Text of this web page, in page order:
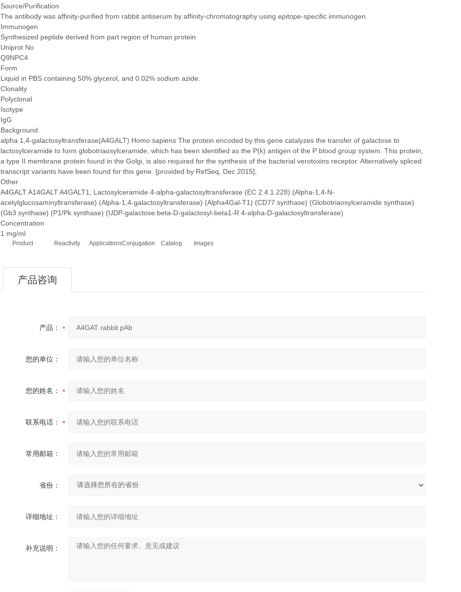
Source/Purification
The antibody was affinity-purified from rabbit antiserum by affinity-chromatography using epitope-specific immunogen.
Immunogen
Synthesized peptide derived from part region of human protein
Uniprot No
Q9NPC4
Form
Liquid in PBS containing 50% glycerol, and 0.02% sodium azide.
Clonality
Polyclonal
Isotype
IgG
Background
alpha 1,4-galactosyltransferase(A4GALT) Homo sapiens The protein encoded by this gene catalyzes the transfer of galactose to
lactosylceramide to form globotriaosylceramide, which has been identified as the P(k) antigen of the P blood group system. This protein,
a type II membrane protein found in the Golgi, is also required for the synthesis of the bacterial verotoxins receptor. Alternatively spliced
transcript variants have been found for this gene. [provided by RefSeq, Dec 2015],
Other
A4GALT A14GALT A4GALT1, Lactosylceramide 4-alpha-galactosyltransferase (EC 2.4.1.228) (Alpha-1,4-N-
acetylglucosaminyltransferase) (Alpha-1,4-galactosyltransferase) (Alpha4Gal-T1) (CD77 synthase) (Globotriaosylceramide synthase)
(Gb3 synthase) (P1/Pk synthase) (UDP-galactose:beta-D-galactosyl-beta1-R 4-alpha-D-galactosyltransferase)
Concentration
1 mg/ml
Product Reactivity ApplicationsConjugation Catalog Images
产品咨询
产品：
您的单位：
您的姓名：
联系电话：
常用邮箱：
省份：
详细地址：
补充说明：